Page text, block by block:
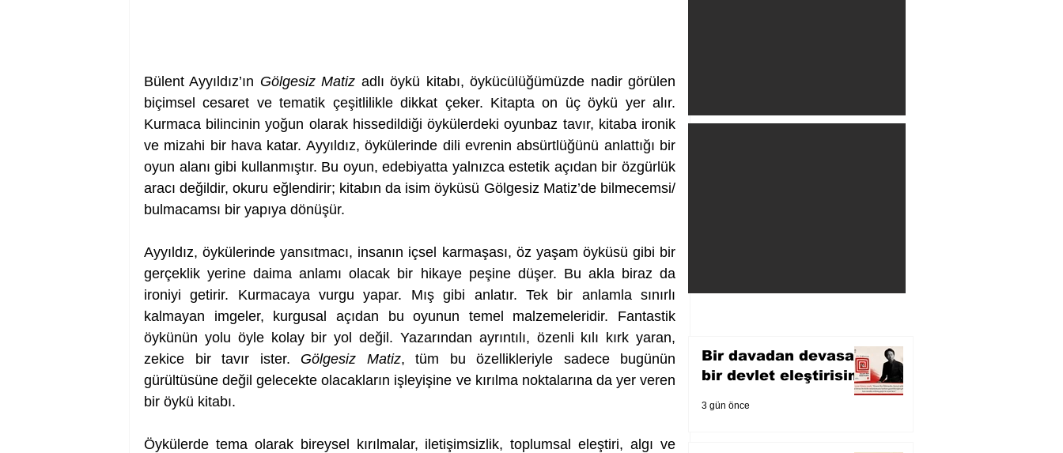
Bülent Ayyıldız’ın Gölgesiz Matiz adlı öykü kitabı, öykücülüğümüzde nadir görülen
biçimsel cesaret ve tematik çeşitlilikle dikkat çeker. Kitapta on üç öykü yer alır.
Kurmaca bilincinin yoğun olarak hissedildiği öykülerdeki oyunbaz tavır, kitaba ironik
ve mizahi bir hava katar. Ayyıldız, öykülerinde dili evrenin absürtlüğünü anlattığı bir
oyun alanı gibi kullanmıştır. Bu oyun, edebiyatta yalnızca estetik açıdan bir özgürlük
aracı değildir, okuru eğlendirir; kitabın da isim öyküsü Gölgesiz Matiz’de bilmecemsi/
bulmacamsı bir yapıya dönüşür.
Ayyıldız, öykülerinde yansıtmacı, insanın içsel karmaşası, öz yaşam öyküsü gibi bir
gerçeklik yerine daima anlamı olacak bir hikaye peşine düşer. Bu akla biraz da
ironiyi getirir. Kurmacaya vurgu yapar. Mış gibi anlatır. Tek bir anlamla sınırlı
kalmayan imgeler, kurgusal açıdan bu oyunun temel malzemeleridir. Fantastik
öykünün yolu öyle kolay bir yol değil. Yazarından ayrıntılı, özenli kılı kırk yaran,
zekice bir tavır ister. Gölgesiz Matiz, tüm bu özellikleriyle sadece bugünün
gürültüsüne değil gelecekte olacakların işleyişine ve kırılma noktalarına da yer veren
bir öykü kitabı.
Öykülerde tema olarak bireysel kırılmalar, iletişimsizlik, toplumsal eleştiri, algı ve
Bir davadan devasa
bir devlet eleştirisine
3 gün önce